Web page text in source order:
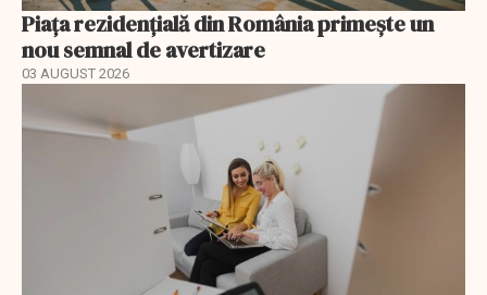
Piața rezidențială din România primește un
nou semnal de avertizare
03 AUGUST 2026